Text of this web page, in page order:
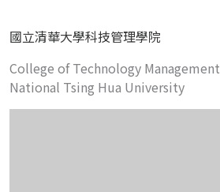
國立清華大學科技管理學院
College of Technology Management
National Tsing Hua University